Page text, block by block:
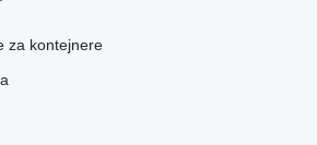
za kontejnere